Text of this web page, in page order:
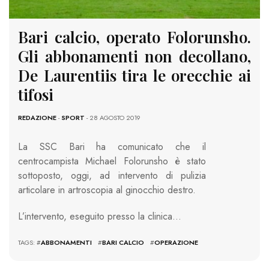
Bari calcio, operato Folorunsho.
Gli abbonamenti non decollano,
De Laurentiis tira le orecchie ai
tifosi
REDAZIONE-SPORT - 28 AGOSTO 2019
La SSC Bari ha comunicato che il
centrocampista Michael Folorunsho è stato
sottoposto, oggi, ad intervento di pulizia
articolare in artroscopia al ginocchio destro.
L’intervento, eseguito presso la clinica…
TAGS: #ABBONAMENTI #BARI CALCIO #OPERAZIONE